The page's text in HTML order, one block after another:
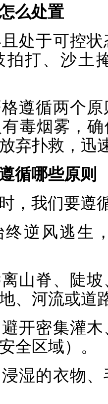
么处置
处于可控
拍打、沙土
遵循两个
毒烟雾，
弃扑救，迅
循哪些原则
，我们要遵
终逆风逃生
山脊、陡
、河流或道
开密集灌
全区域）。
湿的衣物